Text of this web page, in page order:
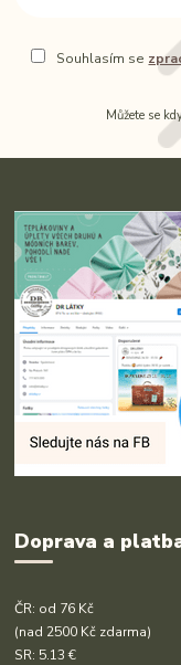
Souhlasím se
Můžete se
Doprava a
ČR: od 76 Kč
(nad 2500 Kč zdarma)
SR: 5.13 €